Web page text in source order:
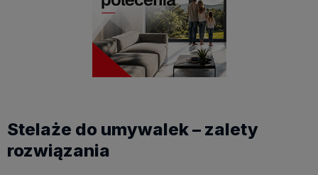
Stelaże do umywalek – zalety
rozwiązania